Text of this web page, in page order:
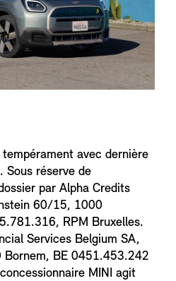
avec dernière
Sous réserve de
par Alpha Credits
60/15, 1000
RPM Bruxelles.
Services Belgium SA,
Bornem, BE 0451.453.242
MINI agit